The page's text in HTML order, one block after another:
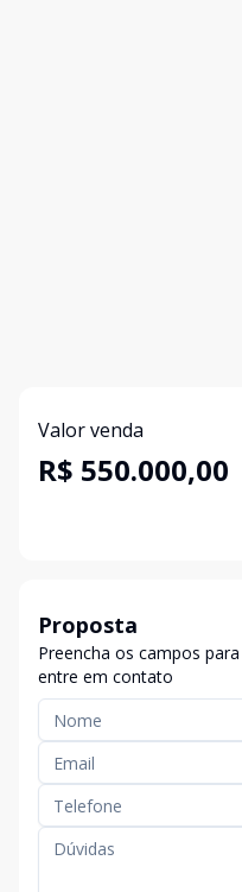
Valor venda
R$ 550.000,00
Proposta
Preencha os campos
entre em contato